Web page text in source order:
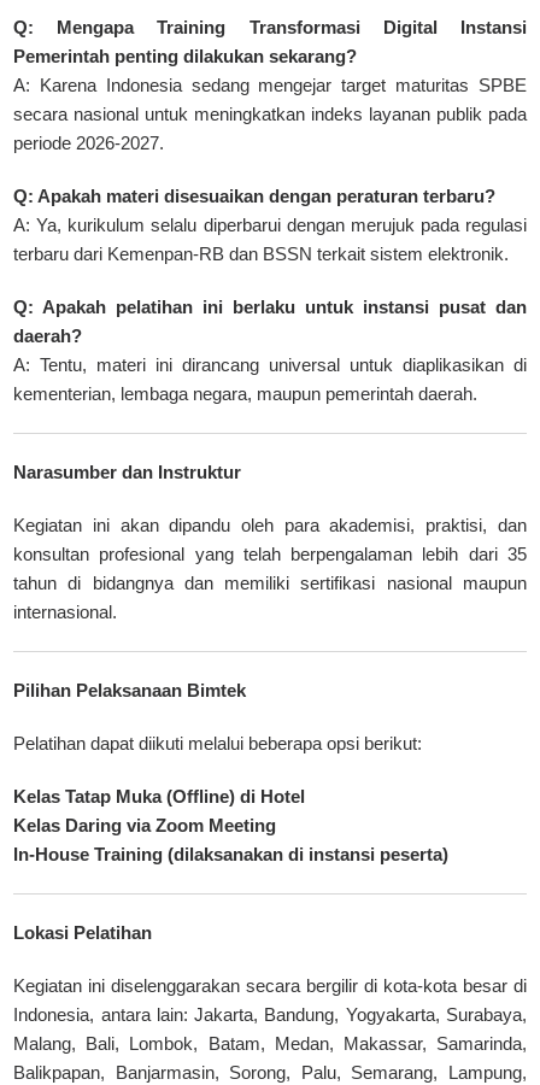
Q: Mengapa Training Transformasi Digital Instansi
Pemerintah penting dilakukan sekarang?
A: Karena Indonesia sedang mengejar target maturitas SPBE
secara nasional untuk meningkatkan indeks layanan publik pada
periode 2026-2027.
Q: Apakah materi disesuaikan dengan peraturan terbaru?
A: Ya, kurikulum selalu diperbarui dengan merujuk pada regulasi
terbaru dari Kemenpan-RB dan BSSN terkait sistem elektronik.
Q: Apakah pelatihan ini berlaku untuk instansi pusat dan
daerah?
A: Tentu, materi ini dirancang universal untuk diaplikasikan di
kementerian, lembaga negara, maupun pemerintah daerah.
Narasumber dan Instruktur
Kegiatan ini akan dipandu oleh para akademisi, praktisi, dan
konsultan profesional yang telah berpengalaman lebih dari 35
tahun di bidangnya dan memiliki sertifikasi nasional maupun
internasional.
Pilihan Pelaksanaan Bimtek
Pelatihan dapat diikuti melalui beberapa opsi berikut:
Kelas Tatap Muka (Offline) di Hotel
Kelas Daring via Zoom Meeting
In-House Training (dilaksanakan di instansi peserta)
Lokasi Pelatihan
Kegiatan ini diselenggarakan secara bergilir di kota-kota besar di
Indonesia, antara lain: Jakarta, Bandung, Yogyakarta, Surabaya,
Malang, Bali, Lombok, Batam, Medan, Makassar, Samarinda,
Balikpapan, Banjarmasin, Sorong, Palu, Semarang, Lampung,